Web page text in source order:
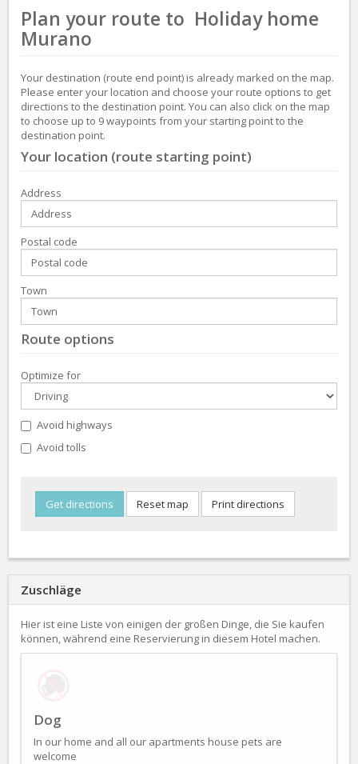
Plan your route to Holiday home
Murano
Your destination (route end point) is already marked on the map.
Please enter your location and choose your route options to get
directions to the destination point. You can also click on the map
to choose up to 9 waypoints from your starting point to the
destination point.
Your location (route starting point)
Address
Postal code
Town
Route options
Optimize for
Avoid highways
Avoid tolls
Zuschläge
Hier ist eine Liste von einigen der großen Dinge, die Sie kaufen
können, während eine Reservierung in diesem Hotel machen.
Dog
In our home and all our apartments house pets are
welcome